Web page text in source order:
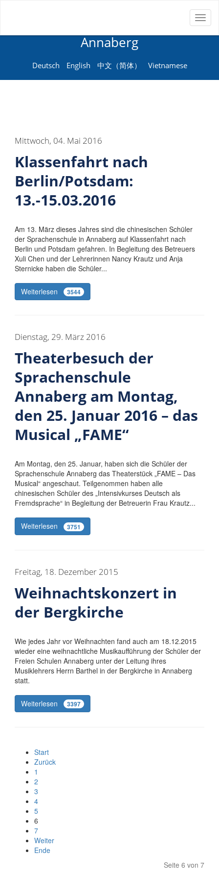
Annaberg
Deutsch English 中文（简体） Vietnamese
Mittwoch, 04. Mai 2016
Klassenfahrt nach
Berlin/Potsdam:
13.-15.03.2016
Am 13. März dieses Jahres sind die chinesischen Schüler
der Sprachenschule in Annaberg auf Klassenfahrt nach
Berlin und Potsdam gefahren. In Begleitung des Betreuers
Xuli Chen und der Lehrerinnen Nancy Krautz und Anja
Sternicke haben die Schüler...
Weiterlesen 3544
Dienstag, 29. März 2016
Theaterbesuch der
Sprachenschule
Annaberg am Montag,
den 25. Januar 2016 – das
Musical „FAME“
Am Montag, den 25. Januar, haben sich die Schüler der
Sprachenschule Annaberg das Theaterstück „FAME – Das
Musical“ angeschaut. Teilgenommen haben alle
chinesischen Schüler des „Intensivkurses Deutsch als
Fremdsprache“ in Begleitung der Betreuerin Frau Krautz...
Weiterlesen 3751
Freitag, 18. Dezember 2015
Weihnachtskonzert in
der Bergkirche
Wie jedes Jahr vor Weihnachten fand auch am 18.12.2015
wieder eine weihnachtliche Musikaufführung der Schüler der
Freien Schulen Annaberg unter der Leitung ihres
Musiklehrers Herrn Barthel in der Bergkirche in Annaberg
statt.
Weiterlesen 3397
Start
Zurück
1
2
3
4
5
6
7
Weiter
Ende
Seite 6 von 7